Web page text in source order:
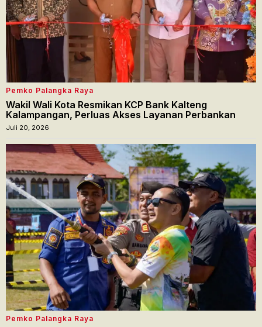
Pemko Palangka Raya
Wakil Wali Kota Resmikan KCP Bank Kalteng
Kalampangan, Perluas Akses Layanan Perbankan
Juli 20, 2026
Pemko Palangka Raya